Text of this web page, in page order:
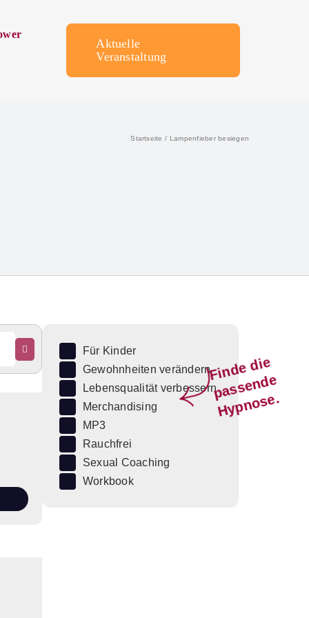
Aktuelle
Veranstaltung
Startseite Lampenfieber besiegen
Fi
n
d
e
di
e
p
a
s
s
e
n
d
e
H
y
p
n
o
s
e.
Für Kinder
Gewohnheiten verändern
Lebensqualität verbessern
Merchandising
MP3
Rauchfrei
Sexual Coaching
Workbook